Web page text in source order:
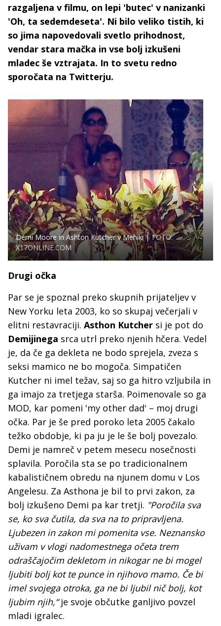
razgaljena v filmu, on lepi 'butec' v nanizanki
'Oh, ta sedemdeseta'. Ni bilo veliko tistih, ki
so jima napovedovali svetlo prihodnost,
vendar stara mačka in vse bolj izkušeni
mladec še vztrajata. In to svetu redno
sporočata na Twitterju.
Demi Moore in Ashton Kutcher v Mehiki
FOTO:
X17ONLINE.COM
Drugi očka
Par se je spoznal preko skupnih prijateljev v
New Yorku leta 2003, ko so skupaj večerjali v
elitni restavraciji. Asthon Kutcher si je pot do
Demijinega srca utrl preko njenih hčera. Vedel
je, da če ga dekleta ne bodo sprejela, zveza s
seksi mamico ne bo mogoča. Simpatičen
Kutcher ni imel težav, saj so ga hitro vzljubila in
ga imajo za tretjega starša. Poimenovale so ga
MOD, kar pomeni 'my other dad' – moj drugi
očka. Par je še pred poroko leta 2005 čakalo
težko obdobje, ki pa ju je le še bolj povezalo.
Demi je namreč v petem mesecu nosečnosti
splavila. Poročila sta se po tradicionalnem
kabalističnem obredu na njunem domu v Los
Angelesu. Za Asthona je bil to prvi zakon, za
bolj izkušeno Demi pa kar tretji. "Poročila sva
se, ko sva čutila, da sva na to pripravljena.
Ljubezen in zakon mi pomenita vse. Neznansko
uživam v vlogi nadomestnega očeta trem
odraščajočim dekletom in nikogar ne bi mogel
ljubiti bolj kot te punce in njihovo mamo. Če bi
imel svojega otroka, ga ne bi ljubil nič bolj, kot
ljubim njih,“je svoje občutke ganljivo povzel
mladi igralec.